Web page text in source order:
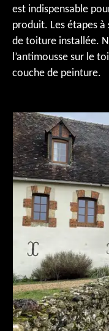
est indispensable
produit. Les étapes
de toiture installée.
l’antimousse sur le
couche de peinture.